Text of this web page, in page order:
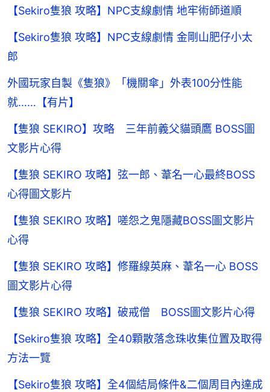
【Sekiro隻狼 攻略】NPC支線劇情 地牢術師道順
【Sekiro隻狼 攻略】NPC支線劇情 金剛山肥仔小太
郎
外國玩家自製《隻狼》「機關傘」外表100分性能
就……【有片】
【隻狼 SEKIRO】攻略 三年前義父貓頭鷹 BOSS圖
文影片心得
【隻狼 SEKIRO 攻略】弦一郎、葦名一心最終BOSS
心得圖文影片
【隻狼 SEKIRO 攻略】嗟怨之鬼隱藏BOSS圖文影片
心得
【隻狼 SEKIRO 攻略】修羅線英麻、葦名一心 BOSS
圖文影片心得
【隻狼 SEKIRO 攻略】破戒僧 BOSS圖文影片心得
【Sekiro隻狼 攻略】全40顆散落念珠收集位置及取得
方法一覽
【Sekiro隻狼 攻略】全4個結局條件&二個周目內達成